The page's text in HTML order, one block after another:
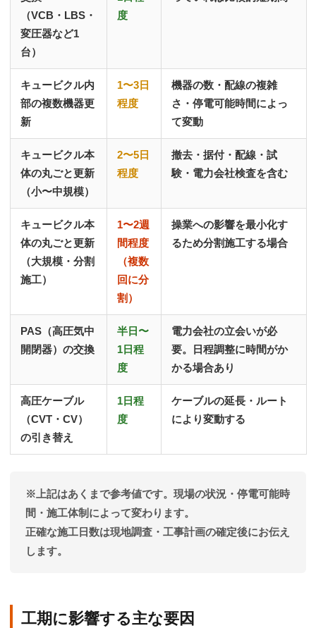
（VCB・LBS・
変圧器など1
台）
度
キュービクル内
部の複数機器更
新
1〜3日
程度
機器の数・配線の複雑
さ・停電可能時間によっ
て変動
キュービクル本
体の丸ごと更新
（小〜中規模）
2〜5日
程度
撤去・据付・配線・試
験・電力会社検査を含む
キュービクル本
体の丸ごと更新
（大規模・分割
施工）
1〜2週
間程度
（複数
回に分
割）
操業への影響を最小化す
るため分割施工する場合
PAS（高圧気中
開閉器）の交換
半日〜
1日程
度
電力会社の立会いが必
要。日程調整に時間がか
かる場合あり
高圧ケーブル
（CVT・CV）
の引き替え
1日程
度
ケーブルの延長・ルート
により変動する
※上記はあくまで参考値です。現場の状況・停電可能時
間・施工体制によって変わります。
正確な施工日数は現地調査・工事計画の確定後にお伝え
します。
工期に影響する主な要因